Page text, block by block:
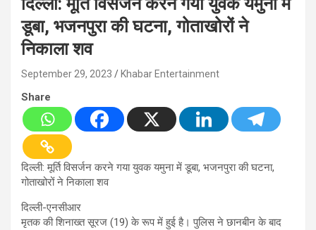
दिल्ली: मूर्ति विसर्जन करने गया युवक यमुना में
डूबा, भजनपुरा की घटना, गोताखोरों ने
निकाला शव
September 29, 2023 Khabar Entertainment
Share
दिल्ली: मूर्ति विसर्जन करने गया युवक यमुना में डूबा, भजनपुरा की घटना,
गोताखोरों ने निकाला शव
दिल्ली-एनसीआर
मृतक की शिनाख्त सूरज (19) के रूप में हुई है। पुलिस ने छानबीन के बाद